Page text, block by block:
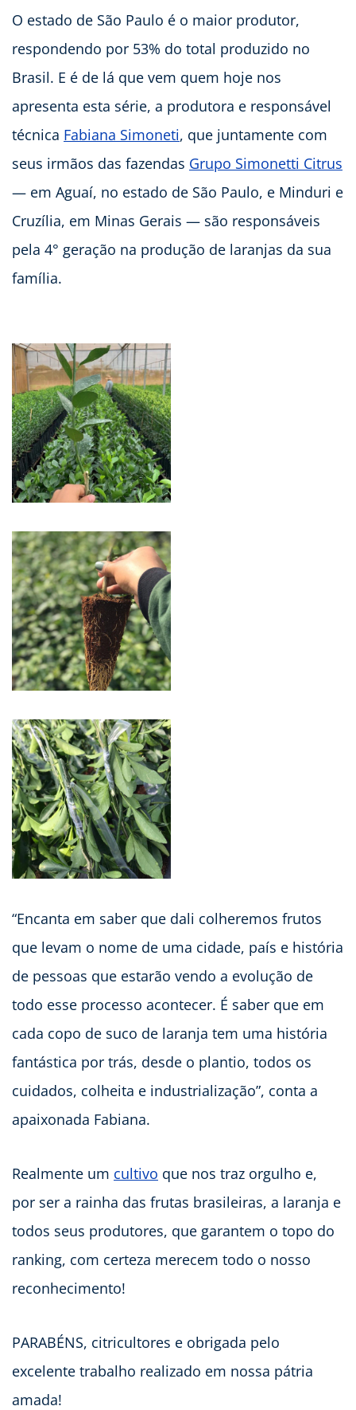
O estado de São Paulo é o maior produtor,
respondendo por 53% do total produzido no
Brasil. E é de lá que vem quem hoje nos
apresenta esta série, a produtora e responsável
técnica Fabiana Simoneti, que juntamente com
seus irmãos das fazendas Grupo Simonetti Citrus
— em Aguaí, no estado de São Paulo, e Minduri e
Cruzília, em Minas Gerais — são responsáveis
pela 4° geração na produção de laranjas da sua
família.
“Encanta em saber que dali colheremos frutos
que levam o nome de uma cidade, país e história
de pessoas que estarão vendo a evolução de
todo esse processo acontecer. É saber que em
cada copo de suco de laranja tem uma história
fantástica por trás, desde o plantio, todos os
cuidados, colheita e industrialização”, conta a
apaixonada Fabiana.
Realmente um cultivo que nos traz orgulho e,
por ser a rainha das frutas brasileiras, a laranja e
todos seus produtores, que garantem o topo do
ranking, com certeza merecem todo o nosso
reconhecimento!
PARABÉNS, citricultores e obrigada pelo
excelente trabalho realizado em nossa pátria
amada!